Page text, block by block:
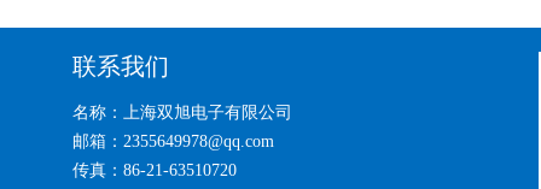
联系我们
名称：上海双旭电子有限公司
邮箱：2355649978@qq.com
传真：86-21-63510720